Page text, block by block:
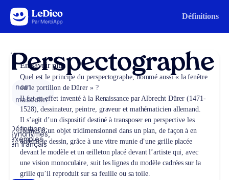
Aller au contenu Définitions
Perspectographe
nom
masculin
Définitions,
synonymes,
exemples
en français
En savoir plus
Quel est le principe du perspectographe, nommé aussi « la fenêtre
ou le portillon de Dürer » ?
Il fut en effet inventé à la Renaissance par Albrecht Dürer (1471-
1528), dessinateur, peintre, graveur et mathématicien allemand.
Il s’agit d’un dispositif destiné à transposer en perspective les
formes d’un objet tridimensionnel dans un plan, de façon à en
obtenir le dessin, grâce à une vitre munie d’une grille placée
devant le modèle et un œilleton placé devant l’artiste qui, avec
une vision monoculaire, suit les lignes du modèle cadrées sur la
grille qu’il reproduit sur sa feuille ou sa toile.